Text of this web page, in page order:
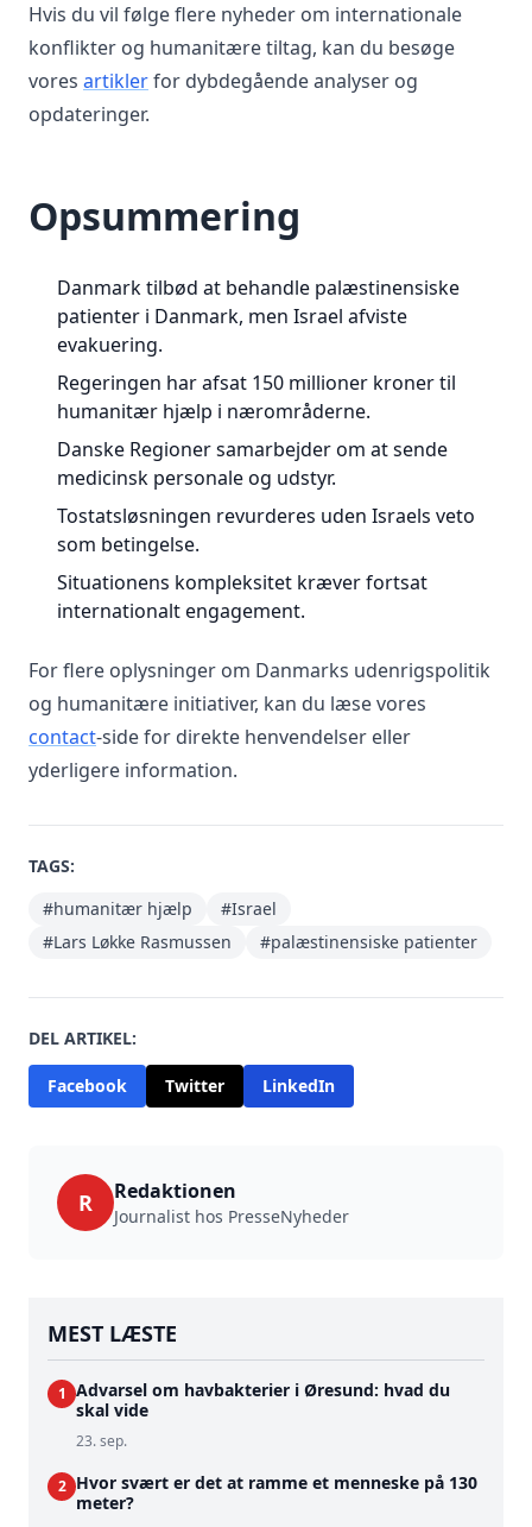
Hvis du vil følge flere nyheder om internationale
konflikter og humanitære tiltag, kan du besøge
vores artiklerfor dybdegående analyser og
opdateringer.
Opsummering
Danmark tilbød at behandle palæstinensiske
patienter i Danmark, men Israel afviste
evakuering.
Regeringen har afsat 150 millioner kroner til
humanitær hjælp i nærområderne.
Danske Regioner samarbejder om at sende
medicinsk personale og udstyr.
Tostatsløsningen revurderes uden Israels veto
som betingelse.
Situationens kompleksitet kræver fortsat
internationalt engagement.
For flere oplysninger om Danmarks udenrigspolitik
og humanitære initiativer, kan du læse vores
contact-side for direkte henvendelser eller
yderligere information.
TAGS:
#humanitær hjælp
#Israel
#Lars Løkke Rasmussen
#palæstinensiske patienter
DEL ARTIKEL:
Facebook Twitter LinkedIn
R Redaktionen
Journalist hos PresseNyheder
MEST LÆSTE
1 Advarsel om havbakterier i Øresund: hvad du
skal vide
23. sep.
2 Hvor svært er det at ramme et menneske på 130
meter?